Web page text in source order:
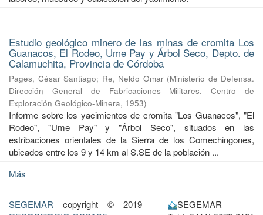
Estudio geológico minero de las minas de cromita Los
Guanacos, El Rodeo, Ume Pay y Árbol Seco, Depto. de
Calamuchita, Provincia de Córdoba
Pages, César Santiago; Re, Neldo Omar (Ministerio de Defensa.
Dirección General de Fabricaciones Militares. Centro de
Exploración Geológico-Minera, 1953)
Informe sobre los yacimientos de cromita "Los Guanacos", "El
Rodeo", "Ume Pay" y "Árbol Seco", situados en las
estribaciones orientales de la Sierra de los Comechingones,
ubicados entre los 9 y 14 km al S.SE de la población ...
Más
SEGEMAR copyright © 2019
SEGEMAR